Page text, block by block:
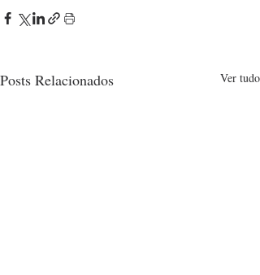
Posts Relacionados Ver tudo